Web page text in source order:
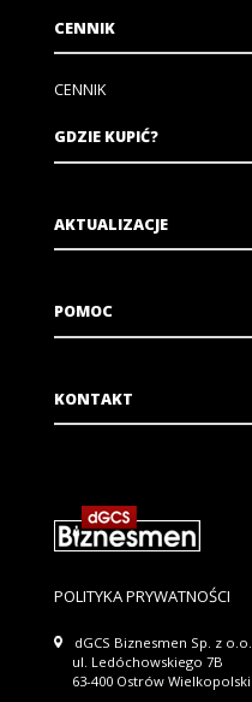
CENNIK
CENNIK
GDZIE KUPIĆ?
AKTUALIZACJE
POMOC
KONTAKT
POLITYKA PRYWATNOŚCI
dGCS Biznesmen Sp. z o.o.
ul. Ledóchowskiego 7B
63-400 Ostrów Wielkopolski